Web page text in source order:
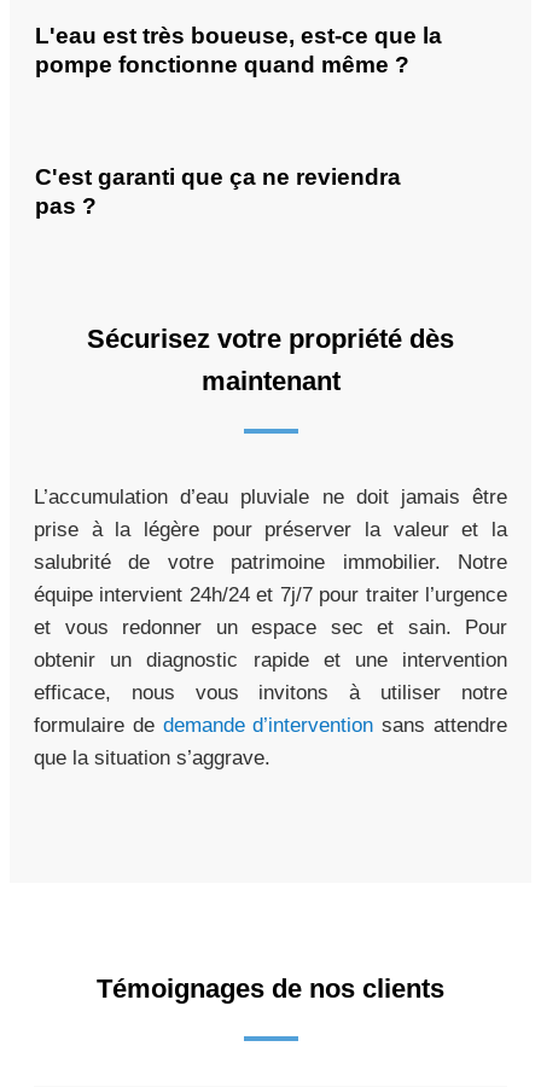
L'eau est très boueuse, est-ce que la
pompe fonctionne quand même ?
C'est garanti que ça ne reviendra
pas ?
Sécurisez votre propriété dès
maintenant
L’accumulation d’eau pluviale ne doit jamais être
prise à la légère pour préserver la valeur et la
salubrité de votre patrimoine immobilier. Notre
équipe intervient 24h/24 et 7j/7 pour traiter l’urgence
et vous redonner un espace sec et sain. Pour
obtenir un diagnostic rapide et une intervention
efficace, nous vous invitons à utiliser notre
formulaire de demande d’intervention sans attendre
que la situation s’aggrave.
Témoignages de nos clients